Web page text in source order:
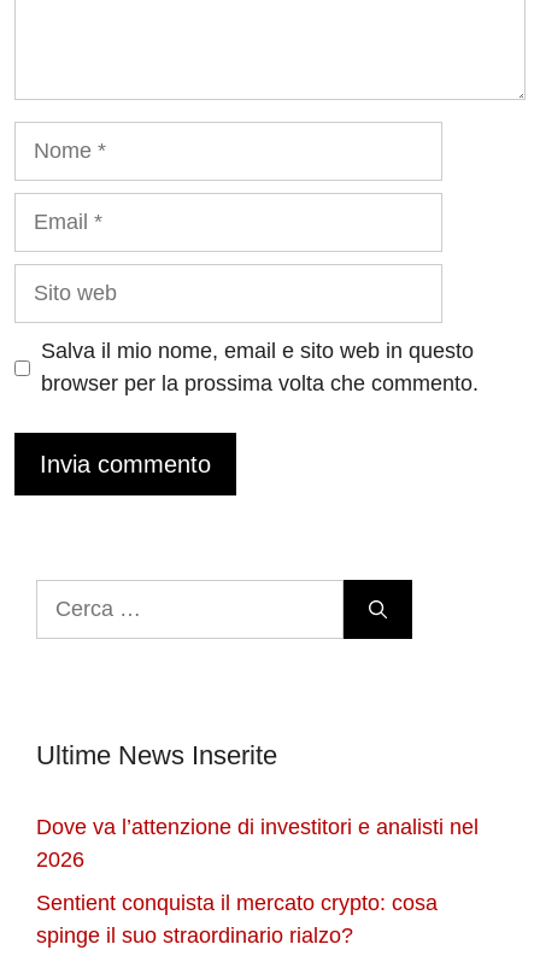
Sito
Salva il mio nome, email e sito web in questo
browser per la prossima volta che commento.
Ultime News Inserite
Dove va l’attenzione di investitori e analisti nel
2026
Sentient conquista il mercato crypto: cosa
spinge il suo straordinario rialzo?